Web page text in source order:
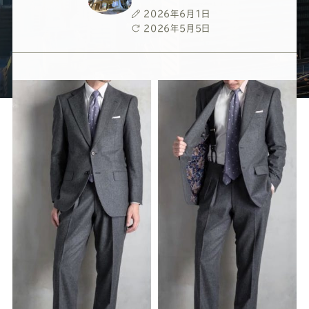
ー
ツ
SADA
の
公
式
Youtube
ス
ー
ツ
SADA
の
公
式
Facebook
ス
ー
ツ
SADA
の
公
式
Twitter
ス
ー
ツ
SADA
Instagram
ス
ー
ツ
SADA
の
公
式
LINE
投
稿
2026年6月1日
最
2026年5月5日